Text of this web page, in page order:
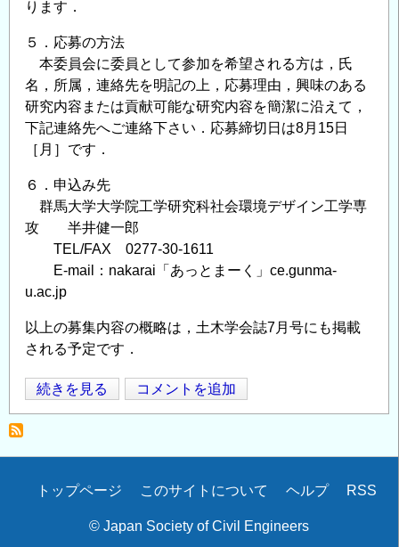
ります．
５．応募の方法
本委員会に委員として参加を希望される方は，氏
名，所属，連絡先を明記の上，応募理由，興味のある
研究内容または貢献可能な研究内容を簡潔に沿えて，
下記連絡先へご連絡下さい．応募締切日は8月15日
［月］です．
６．申込み先
群馬大学大学院工学研究科社会環境デザイン工学専
攻 半井健一郎
TEL/FAX 0277-30-1611
E-mail：nakarai「あっとまーく」ce.gunma-
u.ac.jp
以上の募集内容の概略は，土木学会誌7月号にも掲載
される予定です．
コ
ン
リ
ト
続きを見る コメントを追加
Secondary
トップページ このサイトについて ヘルプ RSS
© Japan Society of Civil Engineers